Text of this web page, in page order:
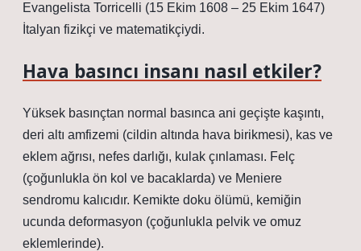
Evangelista Torricelli (15 Ekim 1608 – 25 Ekim 1647)
İtalyan fizikçi ve matematikçiydi.
Hava basıncı insanı nasıl etkiler?
Yüksek basınçtan normal basınca ani geçişte kaşıntı,
deri altı amfizemi (cildin altında hava birikmesi), kas ve
eklem ağrısı, nefes darlığı, kulak çınlaması. Felç
(çoğunlukla ön kol ve bacaklarda) ve Meniere
sendromu kalıcıdır. Kemikte doku ölümü, kemiğin
ucunda deformasyon (çoğunlukla pelvik ve omuz
eklemlerinde).